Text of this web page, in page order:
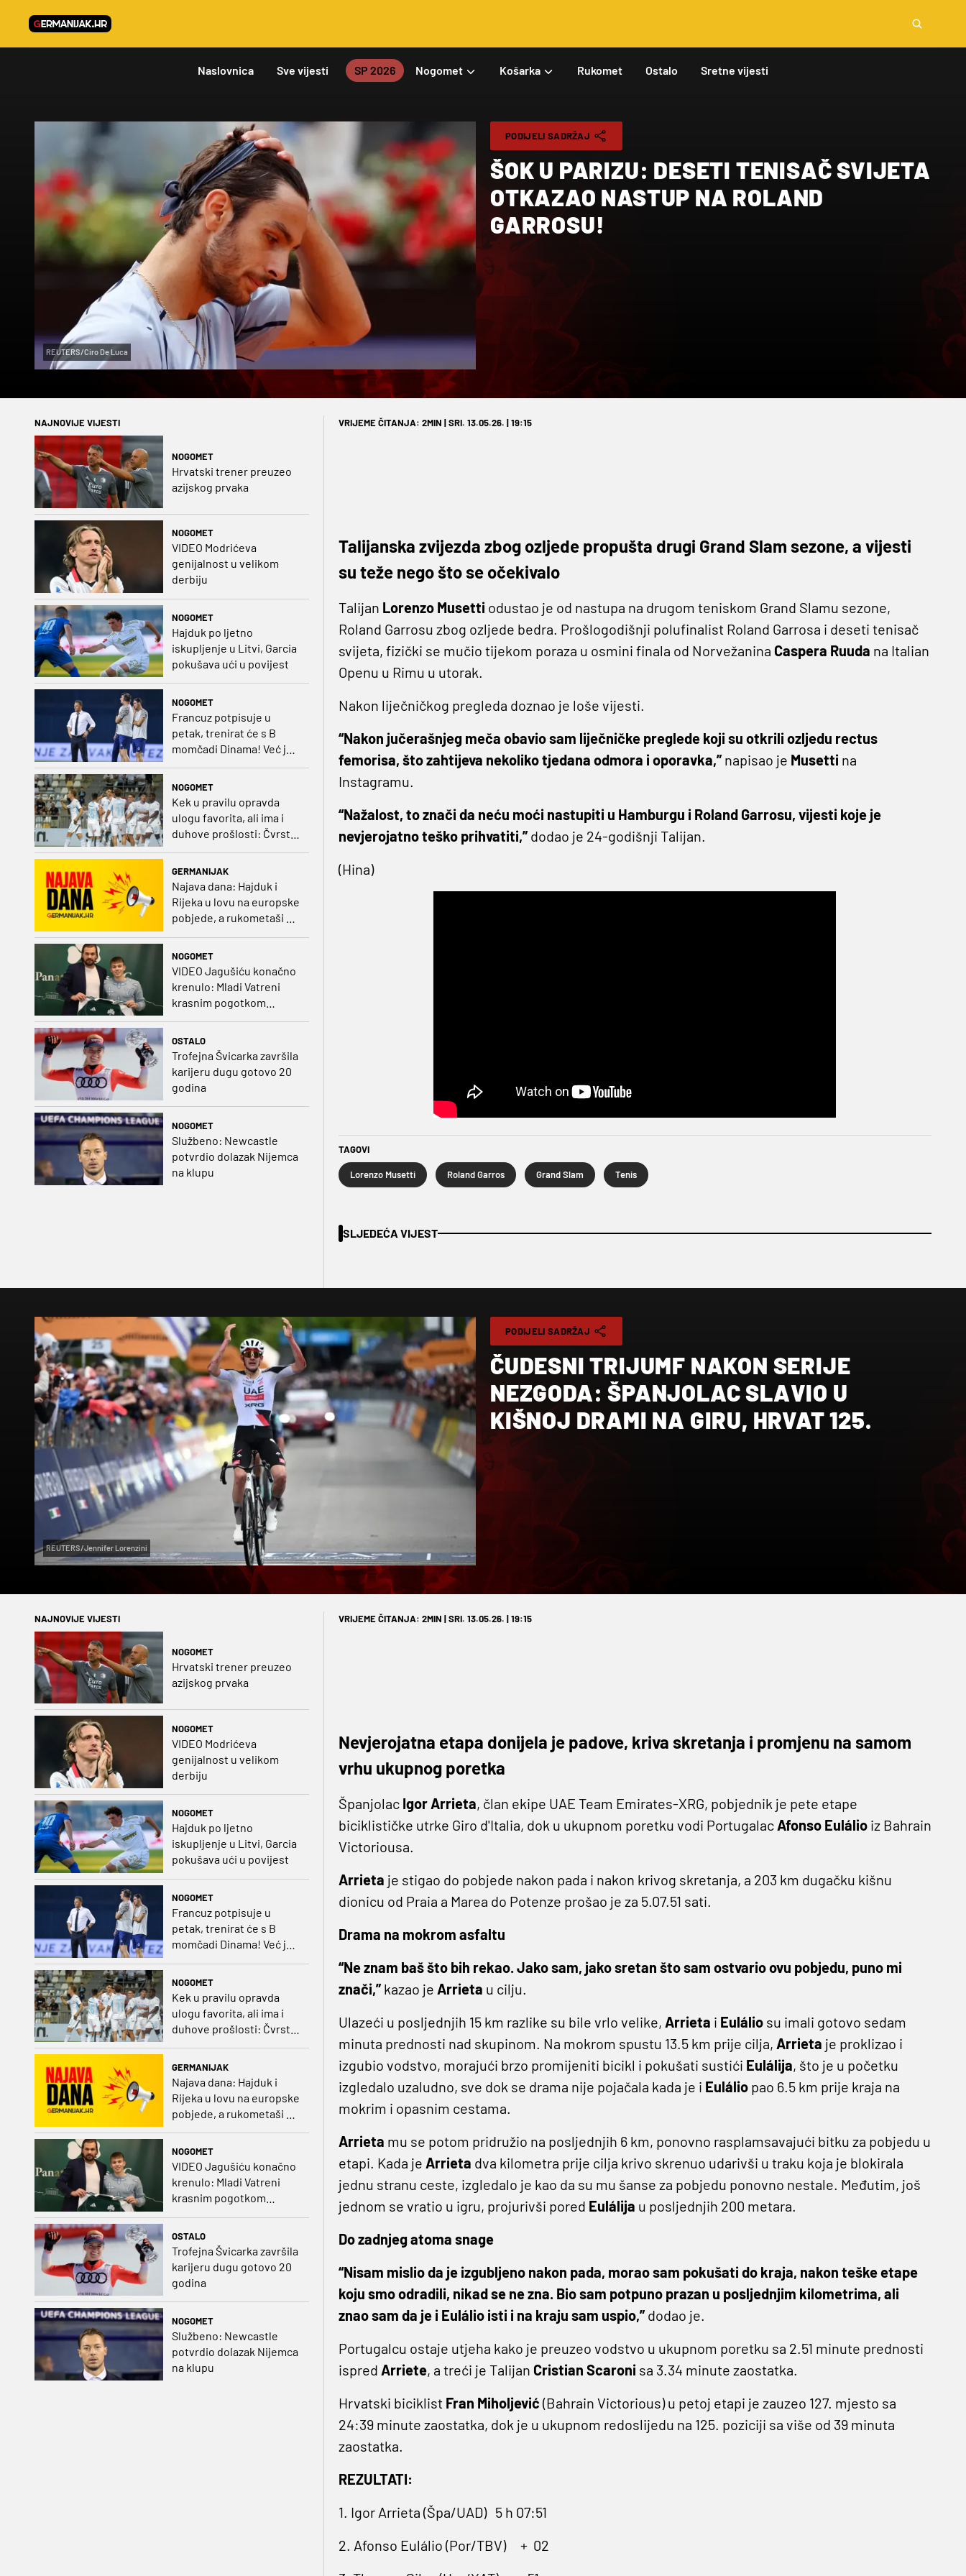
Naslovnica Sve vijesti SP 2026 Nogomet Košarka Rukomet Ostalo Sretne vijesti
REUTERS/Ciro De Luca
PODIJELI SADRŽAJ
ŠOK U PARIZU: DESETI TENISAČ SVIJETA
OTKAZAO NASTUP NA ROLAND
GARROSU!
NAJNOVIJE VIJESTI
NOGOMET
Hrvatski trener preuzeo
azijskog prvaka
NOGOMET
VIDEO Modrićeva
genijalnost u velikom
derbiju
NOGOMET
Hajduk po ljetno
iskupljenje u Litvi, Garcia
pokušava ući u povijest
NOGOMET
Francuz potpisuje u
petak, trenirat će s B
momčadi Dinama! Već je
dobio i nadimak
NOGOMET
Kek u pravilu opravda
ulogu favorita, ali ima i
duhove prošlosti: Čvrsta
GERMANIJAK
Najava dana: Hajduk i
Rijeka u lovu na europske
pobjede, a rukometaši na
NOGOMET
VIDEO Jagušiću konačno
krenulo: Mladi Vatreni
krasnim pogotkom
potvrdio sjajnu formu
OSTALO
Trofejna Švicarka završila
karijeru dugu gotovo 20
godina
NOGOMET
Službeno: Newcastle
potvrdio dolazak Nijemca
na klupu
VRIJEME ČITANJA: 2MIN | SRI. 13.05.26. | 19:15
Talijanska zvijezda zbog ozljede propušta drugi Grand Slam sezone, a vijesti
su teže nego što se očekivalo
Talijan Lorenzo Musetti odustao je od nastupa na drugom teniskom Grand Slamu sezone,
Roland Garrosu zbog ozljede bedra. Prošlogodišnji polufinalist Roland Garrosa i deseti tenisač
svijeta, fizički se mučio tijekom poraza u osmini finala od Norvežanina Caspera Ruuda na Italian
Openu u Rimu u utorak.
Nakon liječničkog pregleda doznao je loše vijesti.
“Nakon jučerašnjeg meča obavio sam liječničke preglede koji su otkrili ozljedu rectus
femorisa, što zahtijeva nekoliko tjedana odmora i oporavka,”napisao je Musetti na
Instagramu.
“Nažalost, to znači da neću moći nastupiti u Hamburgu i Roland Garrosu, vijesti koje je
nevjerojatno teško prihvatiti,”dodao je 24-godišnji Talijan.
(Hina)
TAGOVI
Lorenzo Musetti Roland Garros Grand Slam Tenis
SLJEDEĆA VIJEST
REUTERS/Jennifer Lorenzini
PODIJELI SADRŽAJ
ČUDESNI TRIJUMF NAKON SERIJE
NEZGODA: ŠPANJOLAC SLAVIO U
KIŠNOJ DRAMI NA GIRU, HRVAT 125.
NAJNOVIJE VIJESTI
NOGOMET
Hrvatski trener preuzeo
azijskog prvaka
NOGOMET
VIDEO Modrićeva
genijalnost u velikom
derbiju
NOGOMET
Hajduk po ljetno
iskupljenje u Litvi, Garcia
pokušava ući u povijest
NOGOMET
Francuz potpisuje u
petak, trenirat će s B
momčadi Dinama! Već je
NOGOMET
Kek u pravilu opravda
ulogu favorita, ali ima i
duhove prošlosti: Čvrsta
Rijeka može na Rujevici
GERMANIJAK
Najava dana: Hajduk i
Rijeka u lovu na europske
pobjede, a rukometaši na
NOGOMET
VIDEO Jagušiću konačno
krenulo: Mladi Vatreni
krasnim pogotkom
OSTALO
Trofejna Švicarka završila
karijeru dugu gotovo 20
godina
NOGOMET
Službeno: Newcastle
potvrdio dolazak Nijemca
na klupu
VRIJEME ČITANJA: 2MIN | SRI. 13.05.26. | 19:15
Nevjerojatna etapa donijela je padove, kriva skretanja i promjenu na samom
vrhu ukupnog poretka
Španjolac Igor Arrieta, član ekipe UAE Team Emirates-XRG, pobjednik je pete etape
biciklističke utrke Giro d'Italia, dok u ukupnom poretku vodi Portugalac Afonso Eulálioiz Bahrain
Victoriousa.
Arrieta je stigao do pobjede nakon pada i nakon krivog skretanja, a 203 km dugačku kišnu
dionicu od Praia a Marea do Potenze prošao je za 5.07.51 sati.
Drama na mokrom asfaltu
“Ne znam baš što bih rekao. Jako sam, jako sretan što sam ostvario ovu pobjedu, puno mi
znači,”kazao je Arrieta u cilju.
Ulazeći u posljednjih 15 km razlike su bile vrlo velike, Arrieta i Euláliosu imali gotovo sedam
minuta prednosti nad skupinom. Na mokrom spustu 13.5 km prije cilja, Arrieta je proklizao i
izgubio vodstvo, morajući brzo promijeniti bicikl i pokušati sustići Eulálija, što je u početku
izgledalo uzaludno, sve dok se drama nije pojačala kada je i Euláliopao 6.5 km prije kraja na
mokrim i opasnim cestama.
Arrieta mu se potom pridružio na posljednjih 6 km, ponovno rasplamsavajući bitku za pobjedu u
etapi. Kada je Arrieta dva kilometra prije cilja krivo skrenuo udarivši u traku koja je blokirala
jednu stranu ceste, izgledalo je kao da su mu šanse za pobjedu ponovno nestale. Međutim, još
jednom se vratio u igru, projurivši pored Eulálija u posljednjih 200 metara.
Do zadnjeg atoma snage
“Nisam mislio da je izgubljeno nakon pada, morao sam pokušati do kraja, nakon teške etape
koju smo odradili, nikad se ne zna. Bio sam potpuno prazan u posljednjim kilometrima, ali
znao sam da je i Eulálio isti i na kraju sam uspio,”dodao je.
Portugalcu ostaje utjeha kako je preuzeo vodstvo u ukupnom poretku sa 2.51 minute prednosti
ispred Arriete, a treći je Talijan Cristian Scaroni sa 3.34 minute zaostatka.
Hrvatski biciklist Fran Miholjević (Bahrain Victorious) u petoj etapi je zauzeo 127. mjesto sa
24:39 minute zaostatka, dok je u ukupnom redoslijedu na 125. poziciji sa više od 39 minuta
zaostatka.
REZULTATI:
1. Igor Arrieta (Špa/UAD) 5 h 07:51
2. Afonso Eulálio (Por/TBV)
+ 02